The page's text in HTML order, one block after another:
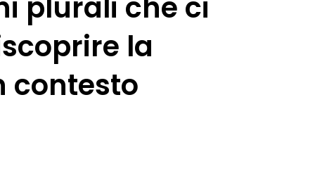
plurali che ci
la
contesto